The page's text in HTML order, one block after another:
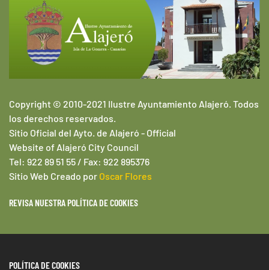
Copyright © 2010-2021 Ilustre Ayuntamiento Alajeró. Todos
los derechos reservados.
Sitio Oficial del Ayto. de Alajeró - Official
Website of Alajeró City Council
Tel: 922 89 51 55 / Fax: 922 895376
Sitio Web Creado por Oscar Flores
REVISA NUESTRA POLÍTICA DE COOKIES
POLÍTICA DE COOKIES